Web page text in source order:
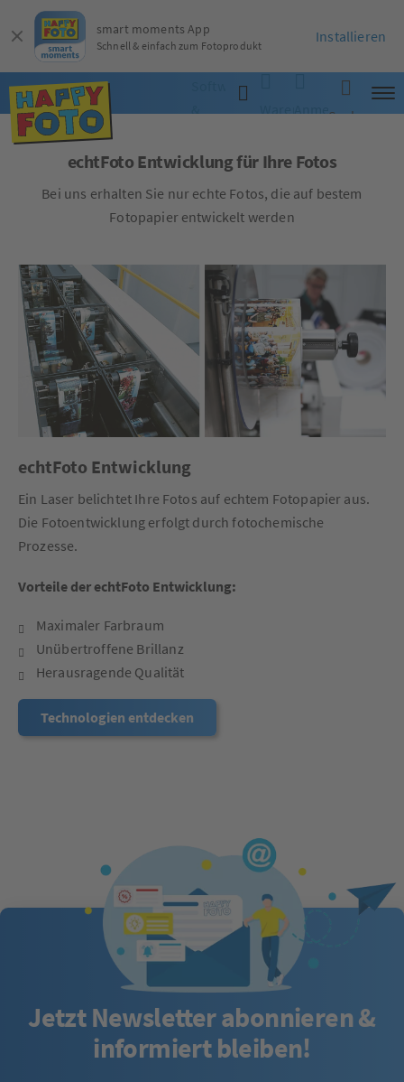
Software
WarenkorbAnmelden
Suche
echtFoto Entwicklung für Ihre Fotos
Bei uns erhalten Sie nur echte Fotos, die auf bestem
Fotopapier entwickelt werden
echtFoto Entwicklung
Ein Laser belichtet Ihre Fotos auf echtem Fotopapier aus.
Die Fotoentwicklung erfolgt durch fotochemische
Prozesse.
Vorteile der echtFoto Entwicklung:
Maximaler Farbraum
Unübertroffene Brillanz
Herausragende Qualität
Technologien entdecken
Jetzt Newsletter abonnieren &
informiert bleiben!
smart moments App
Schnell & einfach zum Fotoprodukt
Installieren